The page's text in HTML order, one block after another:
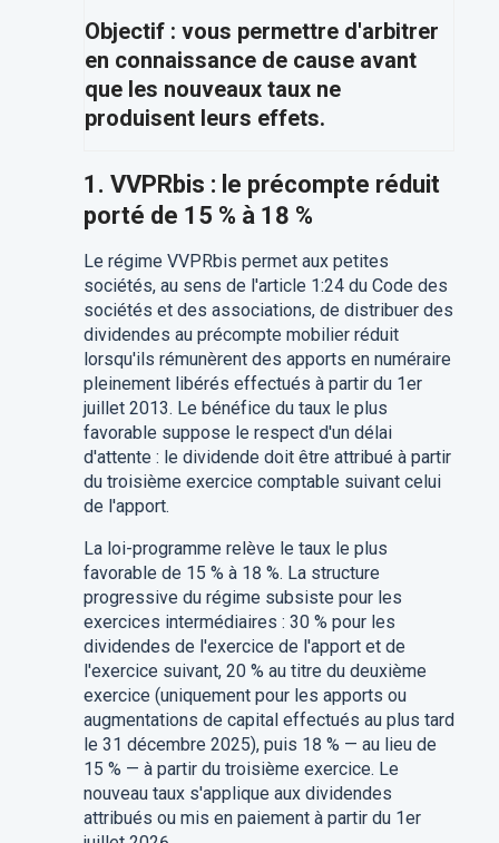
Objectif : vous permettre d'arbitrer
en connaissance de cause avant
que les nouveaux taux ne
produisent leurs effets.
1. VVPRbis : le précompte réduit
porté de 15 % à 18 %
Le régime VVPRbis permet aux petites
sociétés, au sens de l'article 1:24 du Code des
sociétés et des associations, de distribuer des
dividendes au précompte mobilier réduit
lorsqu'ils rémunèrent des apports en numéraire
pleinement libérés effectués à partir du 1er
juillet 2013. Le bénéfice du taux le plus
favorable suppose le respect d'un délai
d'attente : le dividende doit être attribué à partir
du troisième exercice comptable suivant celui
de l'apport.
La loi-programme relève le taux le plus
favorable de 15 % à 18 %. La structure
progressive du régime subsiste pour les
exercices intermédiaires : 30 % pour les
dividendes de l'exercice de l'apport et de
l'exercice suivant, 20 % au titre du deuxième
exercice (uniquement pour les apports ou
augmentations de capital effectués au plus tard
le 31 décembre 2025), puis 18 % — au lieu de
15 % — à partir du troisième exercice. Le
nouveau taux s'applique aux dividendes
attribués ou mis en paiement à partir du 1er